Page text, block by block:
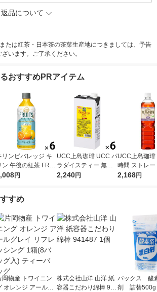
品について
たは紅茶・日本茶の茶葉生産地につきましては、予告
います。ご了承ください。
おすすめPRアイテム
リンビバレッジ キ
ン 午後の紅茶 FRUI
＆ ICE TEA （フ
プフルーツ 500ml 1
円
UCC上島珈琲 UCC パ
ラダイスティー 無糖
1000ml 1箱（6本入）
2,240円
UCC上島珈琲
時間 ストレー
ー 無糖
2,168円
すめ
岡物産 トワイニン
オレンジ アールグ
株式会社山洋 山洋 紙
容器こだわり綿棒 941
パックス 酸
剤 詰替